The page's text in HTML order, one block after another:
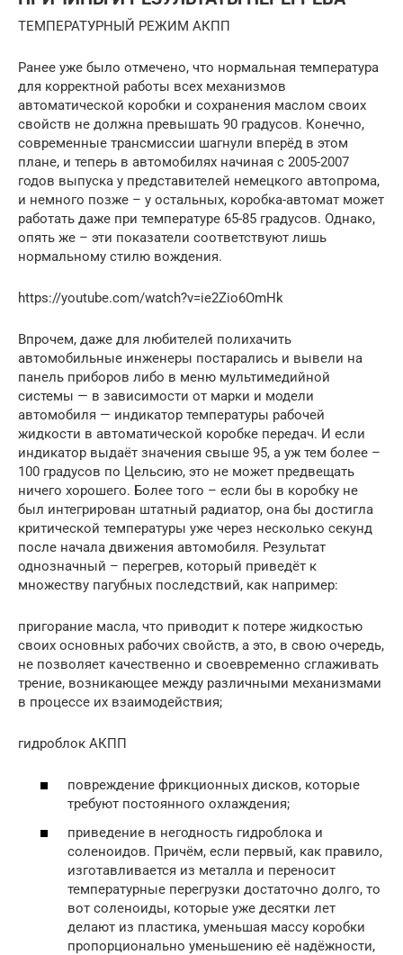
ТЕМПЕРАТУРНЫЙ РЕЖИМ АКПП
Ранее уже было отмечено, что нормальная температура
для корректной работы всех механизмов
автоматической коробки и сохранения маслом своих
свойств не должна превышать 90 градусов. Конечно,
современные трансмиссии шагнули вперёд в этом
плане, и теперь в автомобилях начиная с 2005-2007
годов выпуска у представителей немецкого автопрома,
и немного позже – у остальных, коробка-автомат может
работать даже при температуре 65-85 градусов. Однако,
опять же – эти показатели соответствуют лишь
нормальному стилю вождения.
https://youtube.com/watch?v=ie2Zio6OmHk
Впрочем, даже для любителей полихачить
автомобильные инженеры постарались и вывели на
панель приборов либо в меню мультимедийной
системы — в зависимости от марки и модели
автомобиля — индикатор температуры рабочей
жидкости в автоматической коробке передач. И если
индикатор выдаёт значения свыше 95, а уж тем более –
100 градусов по Цельсию, это не может предвещать
ничего хорошего. Более того – если бы в коробку не
был интегрирован штатный радиатор, она бы достигла
критической температуры уже через несколько секунд
после начала движения автомобиля. Результат
однозначный – перегрев, который приведёт к
множеству пагубных последствий, как например:
пригорание масла, что приводит к потере жидкостью
своих основных рабочих свойств, а это, в свою очередь,
не позволяет качественно и своевременно сглаживать
трение, возникающее между различными механизмами
в процессе их взаимодействия;
гидроблок АКПП
повреждение фрикционных дисков, которые
требуют постоянного охлаждения;
приведение в негодность гидроблока и
соленоидов. Причём, если первый, как правило,
изготавливается из металла и переносит
температурные перегрузки достаточно долго, то
вот соленоиды, которые уже десятки лет
делают из пластика, уменьшая массу коробки
пропорционально уменьшению её надёжности,